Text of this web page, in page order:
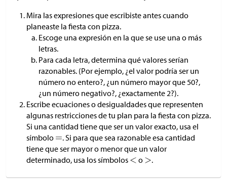
Mira las expresiones que escribiste antes cuando
planeaste la fiesta con pizza.
Escoge una expresión en la que se use una o más
letras.
Para cada letra, determina qué valores serían
razonables. (Por ejemplo, ¿el valor podría ser un
número no entero?, ¿un número mayor que 50?,
¿un número negativo?, ¿exactamente 2?).
Escribe ecuaciones o desigualdades que representen
algunas restricciones de tu plan para la fiesta con pizza.
Si una cantidad tiene que ser un valor exacto, usa el
símbolo
. Si para que sea razonable esa cantidad
tiene que ser mayor o menor que un valor
determinado, usa los símbolos
o .